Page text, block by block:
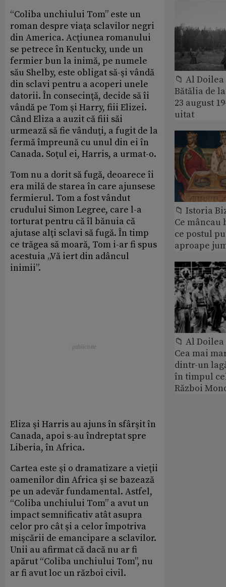
“Coliba unchiului Tom” este un
roman despre viaţa sclavilor negri
din America. Acţiunea romanului
se petrece în Kentucky, unde un
fermier bun la inimă, pe numele
său Shelby, este obligat să-şi vândă
din sclavi pentru a acoperi unele
datorii. În consecinţă, decide să îi
vândă pe Tom şi Harry, fiii Elizei.
Când Eliza a auzit că fiii săi
urmează să fie vânduţi, a fugit de la
fermă împreună cu unul din ei în
Canada. Soţul ei, Harris, a urmat-o.
Tom nu a dorit să fugă, deoarece îi
era milă de starea în care ajunsese
fermierul. Tom a fost vândut
crudului Simon Legree, care l-a
torturat pentru că îl bănuia că
ajutase alţi sclavi să fugă. În timp
ce trăgea să moară, Tom i-ar fi spus
acestuia „Vă iert din adâncul
inimii”.
Eliza şi Harris au ajuns în sfârşit în
Canada, apoi s-au îndreptat spre
Liberia, în Africa.
Cartea este şi o dramatizare a vieţii
oamenilor din Africa şi se bazează
pe un adevăr fundamental. Astfel,
“Coliba unchiului Tom” a avut un
impact semnificativ atât asupra
celor pro cât şi a celor împotriva
mişcării de emancipare a sclavilor.
Unii au afirmat că dacă nu ar fi
apărut “Coliba unchiului Tom”, nu
ar fi avut loc un război civil.
📁 Al
Bătălia de
23 august
uitat
📁 Istoria
Ce
ce postul
aproape
📁 Al
Cea mai
dintr-un
în timpul
Război